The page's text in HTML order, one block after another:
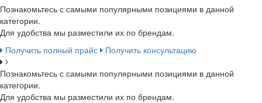
Познакомьтесь с самыми популярными позициями в данной
категории.
Для удобства мы разместили их по брендам.
Получить полный прайс
Получить консультацию
Познакомьтесь с самыми популярными позициями в данной
категории.
Для удобства мы разместили их по брендам.